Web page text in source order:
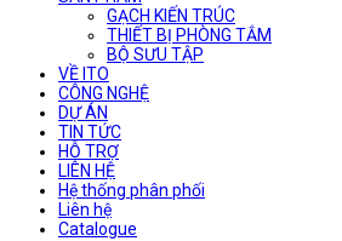
GẠCH KIẾN TRÚC
THIẾT BỊ PHÒNG TẮM
BỘ SƯU TẬP
VỀ ITO
CÔNG NGHỆ
DỰ ÁN
TIN TỨC
HỖ TRỢ
LIÊN HỆ
Hệ thống phân phối
Liên hệ
Catalogue